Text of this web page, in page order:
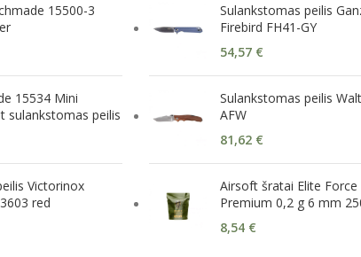
15500-3
15534 Mini
sulankstomas peilis
Victorinox
red
Sulankstomas peilis
Firebird FH41-GY
54,57 €
Sulankstomas peilis
AFW
81,62 €
Airsoft šratai Elite Force
Premium 0,2 g 6 mm
8,54 €